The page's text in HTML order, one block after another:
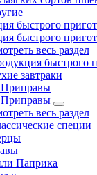
быстрого
быстрого
весь раздел
быстрого
завтраки
весь раздел
специи
Паприка